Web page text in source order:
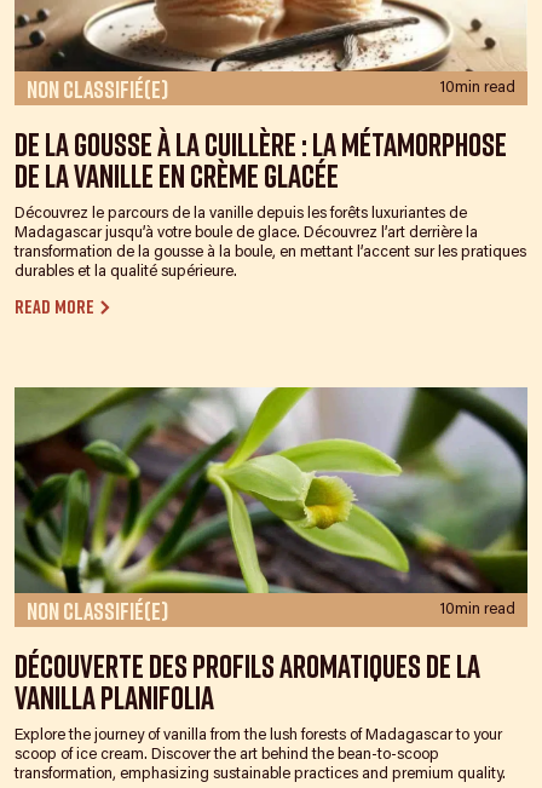
Non classifié(e) 10min read
De la gousse à la cuillère : la métamorphose
de la vanille en crème glacée
Découvrez le parcours de la vanille depuis les forêts luxuriantes de
Madagascar jusqu’à votre boule de glace. Découvrez l’art derrière la
transformation de la gousse à la boule, en mettant l’accent sur les pratiques
durables et la qualité supérieure.
Read more
Non classifié(e) 10min read
Découverte des Profils Aromatiques de la
Vanilla Planifolia
Explore the journey of vanilla from the lush forests of Madagascar to your
scoop of ice cream. Discover the art behind the bean-to-scoop
transformation, emphasizing sustainable practices and premium quality.